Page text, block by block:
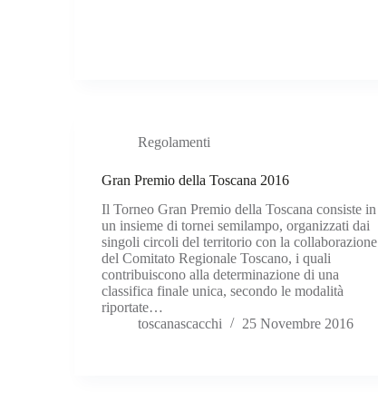
Regolamenti
Gran Premio della Toscana 2016
Il Torneo Gran Premio della Toscana consiste in
un insieme di tornei semilampo, organizzati dai
singoli circoli del territorio con la collaborazione
del Comitato Regionale Toscano, i quali
contribuiscono alla determinazione di una
classifica finale unica, secondo le modalità
riportate…
toscanascacchi
25 Novembre 2016